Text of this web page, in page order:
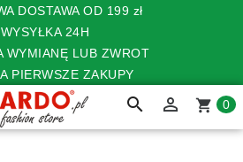
DOSTAWA OD 199 zł
WYSYŁKA 24H
WYMIANĘ LUB ZWROT
PIERWSZE ZAKUPY
search  shopping_cart 0